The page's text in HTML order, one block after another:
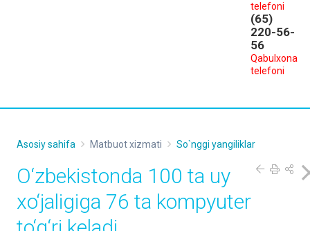
telefoni
(65)
220-56-
56
Qabulxona
telefoni
Asosiy sahifa Matbuot xizmati So`nggi yangiliklar
O‘zbekistonda 100 ta uy
xo‘jaligiga 76 ta kompyuter